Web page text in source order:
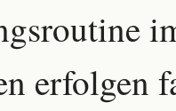
erfolgen